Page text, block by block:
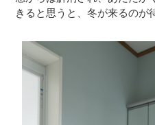
きると思うと、冬が来るのが